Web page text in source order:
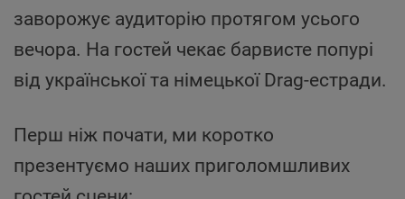
заворожує аудиторію протягом усього
вечора. На гостей чекає барвисте попурі
від української та німецької Drag-естради.
Перш ніж почати, ми коротко
презентуємо наших приголомшливих